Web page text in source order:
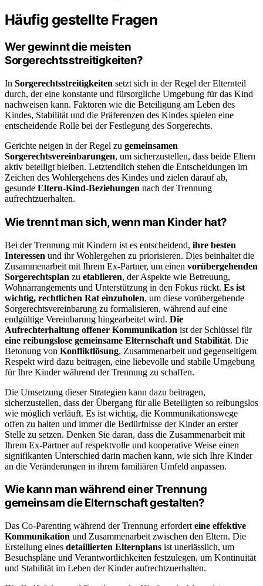
Häufig gestellte Fragen
Wer gewinnt die meisten
Sorgerechtsstreitigkeiten?
In Sorgerechtsstreitigkeiten setzt sich in der Regel der Elternteil
durch, der eine konstante und fürsorgliche Umgebung für das Kind
nachweisen kann. Faktoren wie die Beteiligung am Leben des
Kindes, Stabilität und die Präferenzen des Kindes spielen eine
entscheidende Rolle bei der Festlegung des Sorgerechts.
Gerichte neigen in der Regel zu gemeinsamen
Sorgerechtsvereinbarungen, um sicherzustellen, dass beide Eltern
aktiv beteiligt bleiben. Letztendlich stehen die Entscheidungen im
Zeichen des Wohlergehens des Kindes und zielen darauf ab,
gesunde Eltern-Kind-Beziehungen nach der Trennung
aufrechtzuerhalten.
Wie trennt man sich, wenn man Kinder hat?
Bei der Trennung mit Kindern ist es entscheidend, ihre besten
Interessen und ihr Wohlergehen zu priorisieren. Dies beinhaltet die
Zusammenarbeit mit Ihrem Ex-Partner, um einen vorübergehenden
Sorgerechtsplan zu etablieren, der Aspekte wie Betreuung,
Wohnarrangements und Unterstützung in den Fokus rückt. Es ist
wichtig, rechtlichen Rat einzuholen, um diese vorübergehende
Sorgerechtsvereinbarung zu formalisieren, während auf eine
endgültige Vereinbarung hingearbeitet wird. Die
Aufrechterhaltung offener Kommunikation ist der Schlüssel für
eine reibungslose gemeinsame Elternschaft und Stabilität. Die
Betonung von Konfliktlösung, Zusammenarbeit und gegenseitigem
Respekt wird dazu beitragen, eine liebevolle und stabile Umgebung
für Ihre Kinder während der Trennung zu schaffen.
Die Umsetzung dieser Strategien kann dazu beitragen,
sicherzustellen, dass der Übergang für alle Beteiligten so reibungslos
wie möglich verläuft. Es ist wichtig, die Kommunikationswege
offen zu halten und immer die Bedürfnisse der Kinder an erster
Stelle zu setzen. Denken Sie daran, dass die Zusammenarbeit mit
Ihrem Ex-Partner auf respektvolle und kooperative Weise einen
signifikanten Unterschied darin machen kann, wie sich Ihre Kinder
an die Veränderungen in ihrem familiären Umfeld anpassen.
Wie kann man während einer Trennung
gemeinsam die Elternschaft gestalten?
Das Co-Parenting während der Trennung erfordert eine effektive
Kommunikation und Zusammenarbeit zwischen den Eltern. Die
Erstellung eines detaillierten Elternplans ist unerlässlich, um
Besuchspläne und Verantwortlichkeiten festzulegen, um Kontinuität
und Stabilität im Leben der Kinder aufrechtzuerhalten.